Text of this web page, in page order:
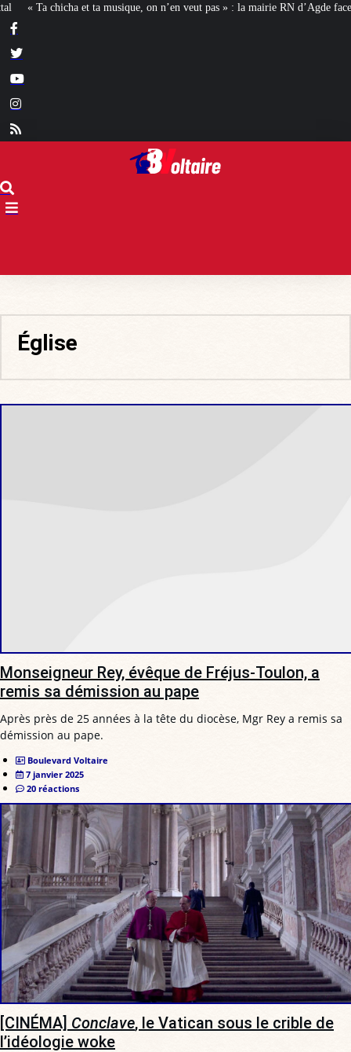
n’en veut pas » : la mairie RN d’Agde face à la meute « antiraciste » La
Église
Monseigneur Rey, évêque de Fréjus-Toulon, a
remis sa démission au pape
Après près de 25 années à la tête du diocèse, Mgr Rey a remis sa
démission au pape.
Boulevard Voltaire
7 janvier 2025
20 réactions
[CINÉMA] Conclave, le Vatican sous le crible de
l’idéologie woke